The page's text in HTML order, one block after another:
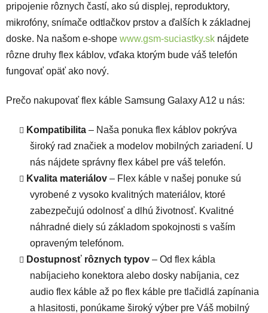
pripojenie rôznych častí, ako sú displej, reproduktory,
mikrofóny, snímače odtlačkov prstov a ďalších k základnej
doske. Na našom e-shope www.gsm-suciastky.sk nájdete
rôzne druhy flex káblov, vďaka ktorým bude váš telefón
fungovať opäť ako nový.
Prečo nakupovať flex káble Samsung Galaxy A12 u nás:
Kompatibilita – Naša ponuka flex káblov pokrýva
široký rad značiek a modelov mobilných zariadení. U
nás nájdete správny flex kábel pre váš telefón.
Kvalita materiálov – Flex káble v našej ponuke sú
vyrobené z vysoko kvalitných materiálov, ktoré
zabezpečujú odolnosť a dlhú životnosť. Kvalitné
náhradné diely sú základom spokojnosti s vaším
opraveným telefónom.
Dostupnosť rôznych typov – Od flex kábla
nabíjacieho konektora alebo dosky nabíjania, cez
audio flex káble až po flex káble pre tlačidlá zapínania
a hlasitosti, ponúkame široký výber pre Váš mobilný